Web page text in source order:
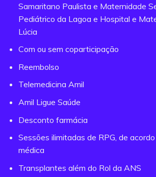
Samaritano Paulista e Maternidade
Pediátrico da Lagoa e Hospital e
Lúcia
Com ou sem coparticipação
Reembolso
Telemedicina Amil
Amil Ligue Saúde
Desconto farmácia
Sessões ilimitadas de RPG, de
médica
Transplantes além do Rol da ANS